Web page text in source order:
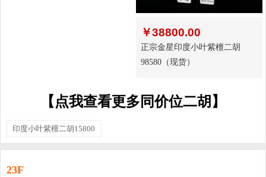
￥38800.00
正宗金星印度小叶紫檀二胡
98580（现货）
【点我查看更多同价位二胡】
印度小叶紫檀二胡15800
23F